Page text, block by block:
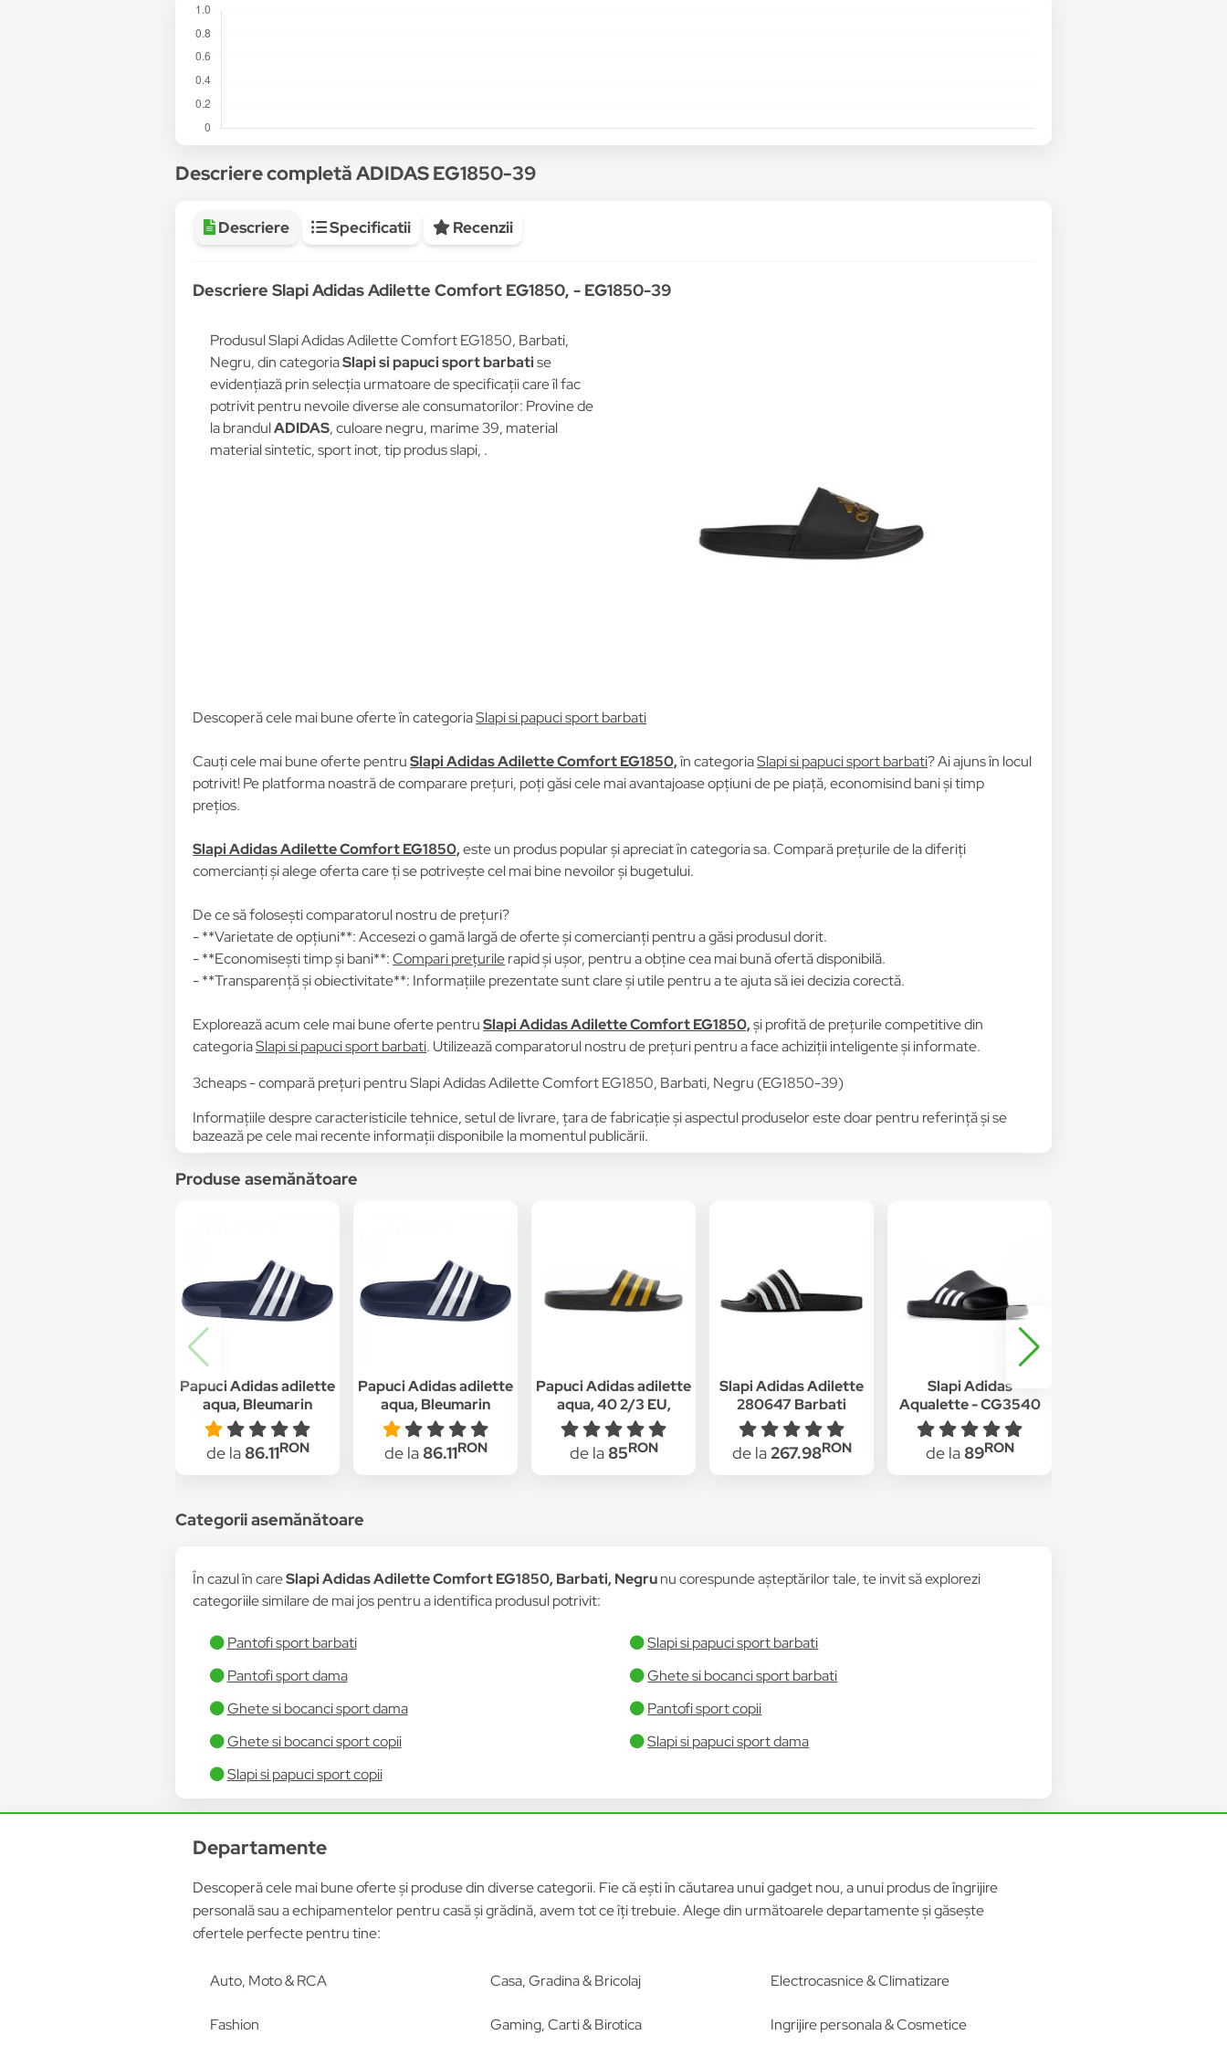
Descriere completă ADIDAS EG1850-39
Descriere Specificatii Recenzii
Descriere Slapi Adidas Adilette Comfort EG1850, - EG1850-39
Produsul Slapi Adidas Adilette Comfort EG1850, Barbati,
Negru, din categoriaSlapi si papuci sport barbatise
evidențiază prin selecția urmatoare de specificații care îl fac
potrivit pentru nevoile diverse ale consumatorilor: Provine de
la brandulADIDAS, culoare negru, marime 39, material
material sintetic, sport inot, tip produs slapi, .
Descoperă cele mai bune oferte în categoriaSlapi si papuci sport barbati
Cauți cele mai bune oferte pentruSlapi Adidas Adilette Comfort EG1850,în categoriaSlapi si papuci sport barbati? Ai ajuns în locul
potrivit! Pe platforma noastră de comparare prețuri, poți găsi cele mai avantajoase opțiuni de pe piață, economisind bani și timp
prețios.
Slapi Adidas Adilette Comfort EG1850,este un produs popular și apreciat în categoria sa. Compară prețurile de la diferiți
comercianți și alege oferta care ți se potrivește cel mai bine nevoilor și bugetului.
De ce să folosești comparatorul nostru de prețuri?
- **Varietate de opțiuni**: Accesezi o gamă largă de oferte și comercianți pentru a găsi produsul dorit.
- **Economisești timp și bani**:Compari prețurilerapid și ușor, pentru a obține cea mai bună ofertă disponibilă.
- **Transparență și obiectivitate**: Informațiile prezentate sunt clare și utile pentru a te ajuta să iei decizia corectă.
Explorează acum cele mai bune oferte pentruSlapi Adidas Adilette Comfort EG1850,și profită de prețurile competitive din
categoriaSlapi si papuci sport barbati. Utilizează comparatorul nostru de prețuri pentru a face achiziții inteligente și informate.
3cheaps - compară prețuri pentru Slapi Adidas Adilette Comfort EG1850, Barbati, Negru (EG1850-39)
Informațiile despre caracteristicile tehnice, setul de livrare, țara de fabricație și aspectul produselor este doar pentru referință și se
bazează pe cele mai recente informații disponibile la momentul publicării.
Produse asemănătoare
Papuci Adidas adilette
aqua, Bleumarin
de la 86.11RON
Papuci Adidas adilette
aqua, Bleumarin
de la 86.11RON
Papuci Adidas adilette
aqua, 40 2/3 EU,
Negru
de la 85RON
Slapi Adidas Adilette
280647 Barbati
Negru, Negru, 39
de la267.98RON
Slapi Adidas
Aqualette - CG3540
1807, Negru, 39
de la 89RON
Categorii asemănătoare
În cazul în careSlapi Adidas Adilette Comfort EG1850, Barbati, Negrunu corespunde așteptărilor tale, te invit să explorezi
categoriile similare de mai jos pentru a identifica produsul potrivit:
Pantofi sport barbati
Slapi si papuci sport barbati
Pantofi sport dama
Ghete si bocanci sport barbati
Ghete si bocanci sport dama
Pantofi sport copii
Ghete si bocanci sport copii
Slapi si papuci sport dama
Slapi si papuci sport copii
Departamente
Descoperă cele mai bune oferte și produse din diverse categorii. Fie că ești în căutarea unui gadget nou, a unui produs de îngrijire
personală sau a echipamentelor pentru casă și grădină, avem tot ce îți trebuie. Alege din următoarele departamente și găsește
ofertele perfecte pentru tine:
Auto, Moto & RCA Casa, Gradina & Bricolaj Electrocasnice & Climatizare
Fashion Gaming, Carti & Birotica Ingrijire personala & Cosmetice